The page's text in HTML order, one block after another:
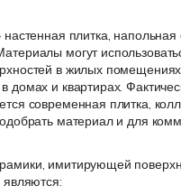
плитка, напольная
могут
в жилых
домах и квартирах.
современная плитка,
материал и для
имитирующей
являются: